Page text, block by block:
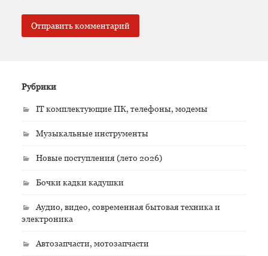
Рубрики
IT комплектующие ПК, телефоны, модемы
Музыкальные инструменты
Новые поступления (лето 2026)
Бочки кадки кадушки
Аудио, видео, современная бытовая техника и
электроника
Автозапчасти, мотозапчасти